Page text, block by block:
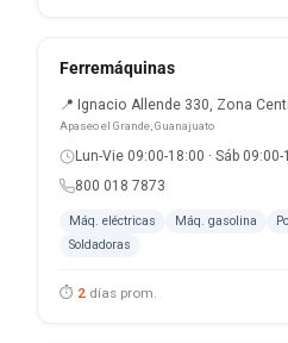
Ferremáquinas
📍 Ignacio Allende 330, Zona
Apaseo el Grande, Guanajuato
Lun-Vie 09:00-18:00 · Sáb 09:00-
800 018 7873
Máq. eléctricas Máq. gasolina
Soldadoras
⏱ 2 días prom.